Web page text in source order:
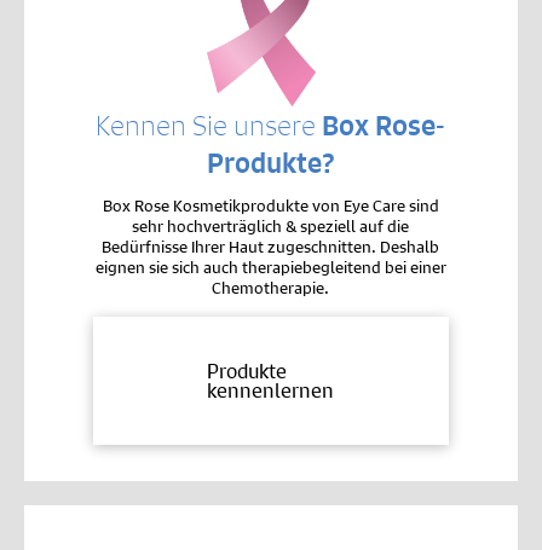
Kennen Sie unsere Box Rose-
Produkte?
Box Rose Kosmetikprodukte von Eye Care sind
sehr hochverträglich & speziell auf die
Bedürfnisse Ihrer Haut zugeschnitten. Deshalb
eignen sie sich auch therapiebegleitend bei einer
Chemotherapie.
Produkte
kennenlernen